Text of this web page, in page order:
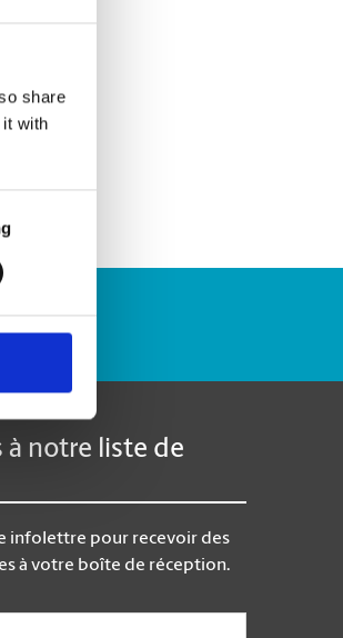
share
with
à notre liste de
infolettre pour recevoir des
à votre boîte de réception.